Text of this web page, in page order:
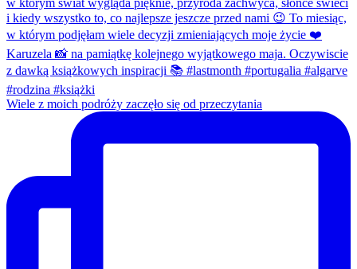
Wiele z moich podróży zaczęło się od przeczytania